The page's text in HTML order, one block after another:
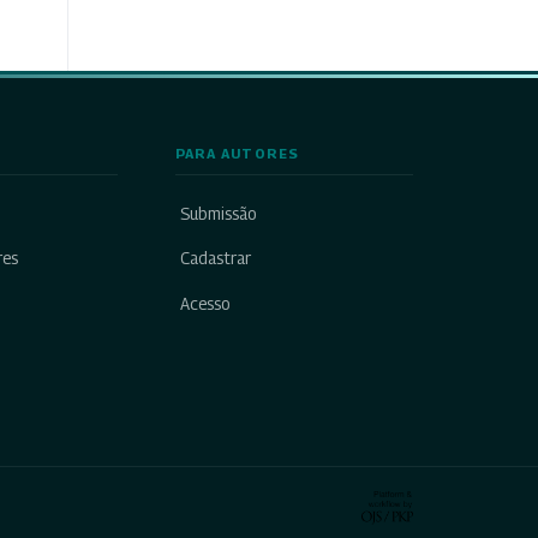
PARA AUTORES
Submissão
Cadastrar
Acesso